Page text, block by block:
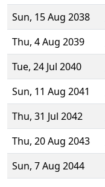
Sun, 15 Aug 2038
Thu, 4 Aug 2039
Tue, 24 Jul 2040
Sun, 11 Aug 2041
Thu, 31 Jul 2042
Thu, 20 Aug 2043
Sun, 7 Aug 2044